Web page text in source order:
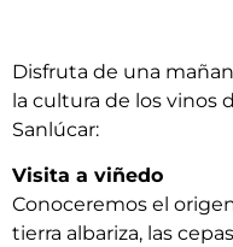
Disfruta de una
la cultura de los vinos
Sanlúcar:
Visita a viñedo
Conoceremos el
tierra albariza, las